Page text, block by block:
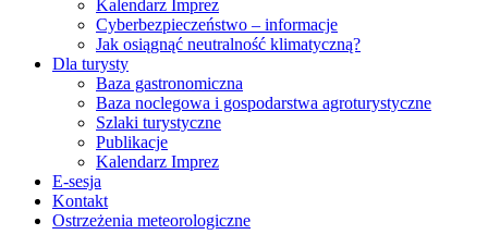
Kalendarz Imprez
Cyberbezpieczeństwo – informacje
Jak osiągnąć neutralność klimatyczną?
Dla turysty
Baza gastronomiczna
Baza noclegowa i gospodarstwa agroturystyczne
Szlaki turystyczne
Publikacje
Kalendarz Imprez
E-sesja
Kontakt
Ostrzeżenia meteorologiczne